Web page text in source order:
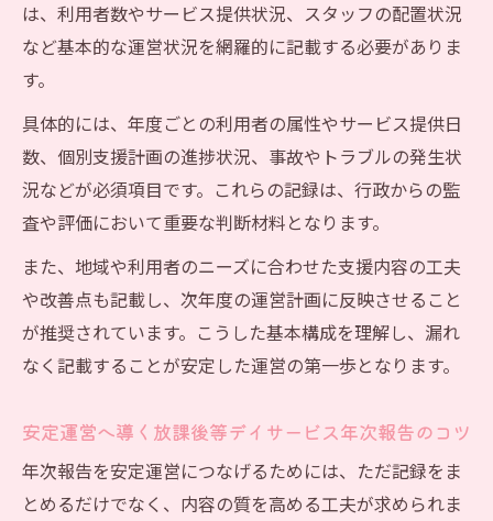
は、利用者数やサービス提供状況、スタッフの配置状況
など基本的な運営状況を網羅的に記載する必要がありま
す。
具体的には、年度ごとの利用者の属性やサービス提供日
数、個別支援計画の進捗状況、事故やトラブルの発生状
況などが必須項目です。これらの記録は、行政からの監
査や評価において重要な判断材料となります。
また、地域や利用者のニーズに合わせた支援内容の工夫
や改善点も記載し、次年度の運営計画に反映させること
が推奨されています。こうした基本構成を理解し、漏れ
なく記載することが安定した運営の第一歩となります。
安定運営へ導く放課後等デイサービス年次報告のコツ
年次報告を安定運営につなげるためには、ただ記録をま
とめるだけでなく、内容の質を高める工夫が求められま